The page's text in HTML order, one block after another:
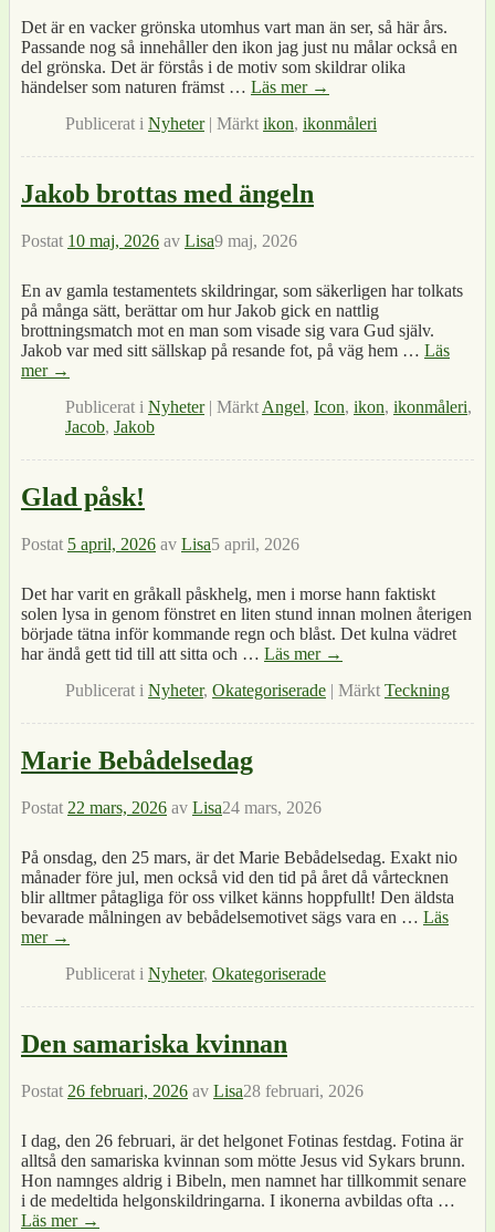
Det är en vacker grönska utomhus vart man än ser, så här års.
Passande nog så innehåller den ikon jag just nu målar också en
del grönska. Det är förstås i de motiv som skildrar olika
händelser som naturen främst … Läs mer →
Publicerat i Nyheter| Märkt ikon, ikonmåleri
Jakob brottas med ängeln
Postat 10 maj, 2026 av Lisa9 maj, 2026
En av gamla testamentets skildringar, som säkerligen har tolkats
på många sätt, berättar om hur Jakob gick en nattlig
brottningsmatch mot en man som visade sig vara Gud själv.
Jakob var med sitt sällskap på resande fot, på väg hem … Läs
mer →
Publicerat i Nyheter| Märkt Angel, Icon, ikon, ikonmåleri,
Jacob, Jakob
Glad påsk!
Postat 5 april, 2026 av Lisa5 april, 2026
Det har varit en gråkall påskhelg, men i morse hann faktiskt
solen lysa in genom fönstret en liten stund innan molnen återigen
började tätna inför kommande regn och blåst. Det kulna vädret
har ändå gett tid till att sitta och … Läs mer →
Publicerat i Nyheter, Okategoriserade | Märkt Teckning
Marie Bebådelsedag
Postat 22 mars, 2026 av Lisa24 mars, 2026
På onsdag, den 25 mars, är det Marie Bebådelsedag. Exakt nio
månader före jul, men också vid den tid på året då vårtecknen
blir alltmer påtagliga för oss vilket känns hoppfullt! Den äldsta
bevarade målningen av bebådelsemotivet sägs vara en … Läs
mer →
Publicerat i Nyheter, Okategoriserade
Den samariska kvinnan
Postat 26 februari, 2026 av Lisa28 februari, 2026
I dag, den 26 februari, är det helgonet Fotinas festdag. Fotina är
alltså den samariska kvinnan som mötte Jesus vid Sykars brunn.
Hon namnges aldrig i Bibeln, men namnet har tillkommit senare
i de medeltida helgonskildringarna. I ikonerna avbildas ofta …
Läs mer →